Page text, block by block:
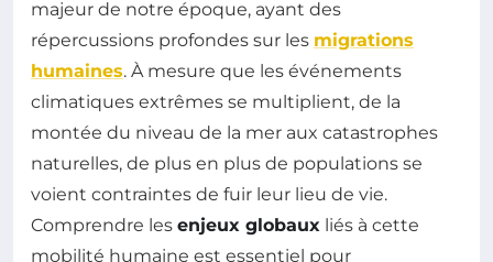
majeur de notre époque, ayant des
répercussions profondes sur les migrations
humaines. À mesure que les événements
climatiques extrêmes se multiplient, de la
montée du niveau de la mer aux catastrophes
naturelles, de plus en plus de populations se
voient contraintes de fuir leur lieu de vie.
Comprendre les enjeux globaux liés à cette
mobilité humaine est essentiel pour